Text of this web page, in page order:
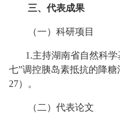
三、代表成果
（一）科研项目
1.主持湖南省自然科
七”调控胰岛素抵抗的降
27）。
（二）代表论文